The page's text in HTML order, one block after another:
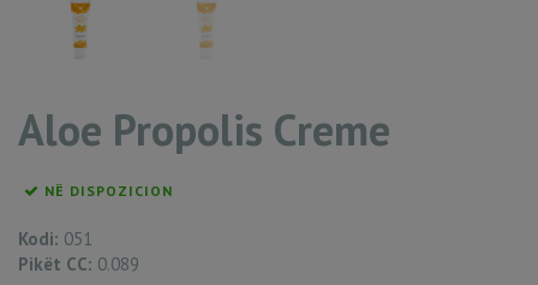
Aloe Propolis Creme
NË DISPOZICION
Kodi: 051
Pikët CC: 0.089